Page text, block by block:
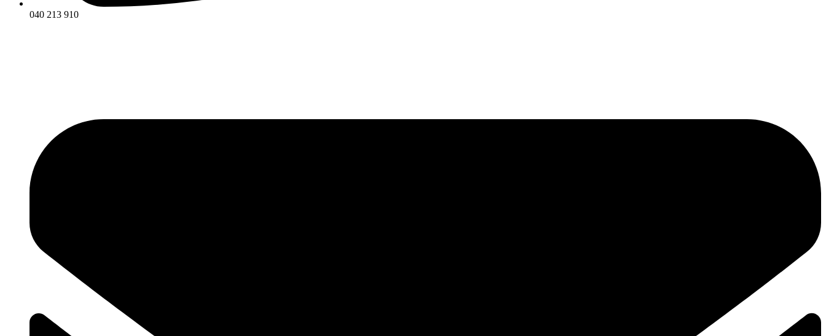
040 213 910